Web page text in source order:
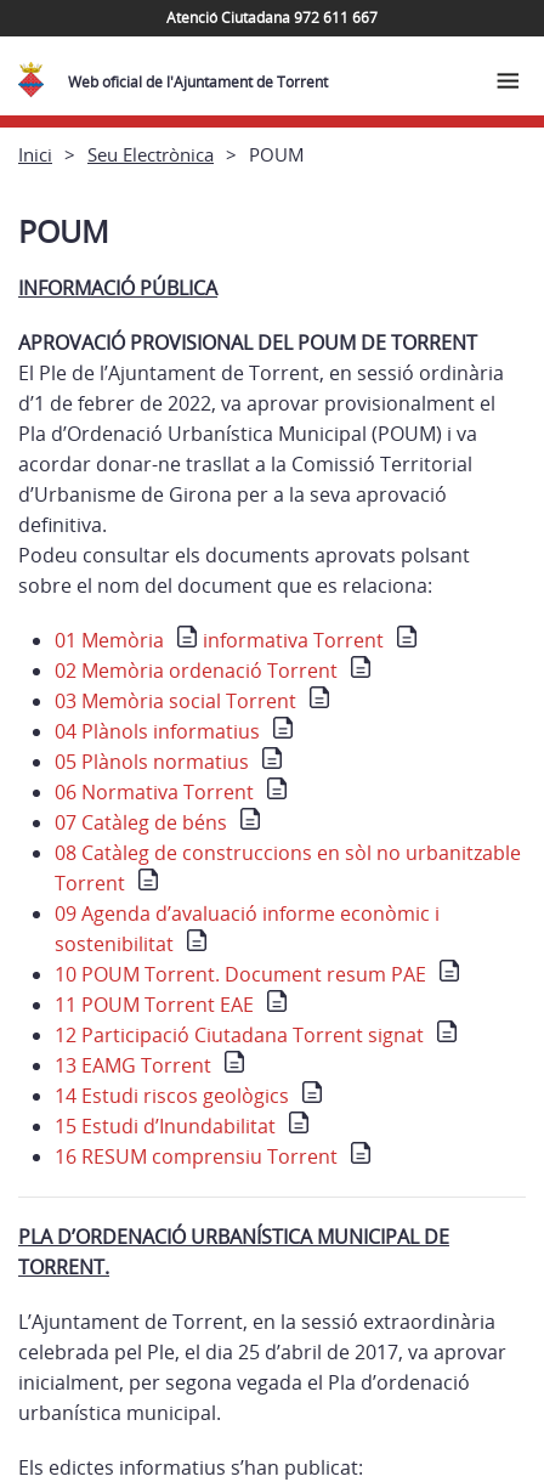
Atenció Ciutadana 972 611 667
Web oficial de l'Ajuntament de Torrent
Inici Seu Electrònica POUM
POUM
INFORMACIÓ PÚBLICA
APROVACIÓ PROVISIONAL DEL POUM DE TORRENT
El Ple de l’Ajuntament de Torrent, en sessió ordinària
d’1 de febrer de 2022, va aprovar provisionalment el
Pla d’Ordenació Urbanística Municipal (POUM) i va
acordar donar-ne trasllat a la Comissió Territorial
d’Urbanisme de Girona per a la seva aprovació
definitiva.
Podeu consultar els documents aprovats polsant
sobre el nom del document que es relaciona:
01 Memòria
informativa Torrent
02 Memòria ordenació Torrent
03 Memòria social Torrent
04 Plànols informatius
05 Plànols normatius
06 Normativa Torrent
07 Catàleg de béns
08 Catàleg de construccions en sòl no urbanitzable
Torrent
09 Agenda d’avaluació informe econòmic i
sostenibilitat
10 POUM Torrent. Document resum PAE
11 POUM Torrent EAE
12 Participació Ciutadana Torrent signat
13 EAMG Torrent
14 Estudi riscos geològics
15 Estudi d’Inundabilitat
16 RESUM comprensiu Torrent
PLA D’ORDENACIÓ URBANÍSTICA MUNICIPAL DE
TORRENT.
L’Ajuntament de Torrent, en la sessió extraordinària
celebrada pel Ple, el dia 25 d’abril de 2017, va aprovar
inicialment, per segona vegada el Pla d’ordenació
urbanística municipal.
Els edictes informatius s’han publicat: